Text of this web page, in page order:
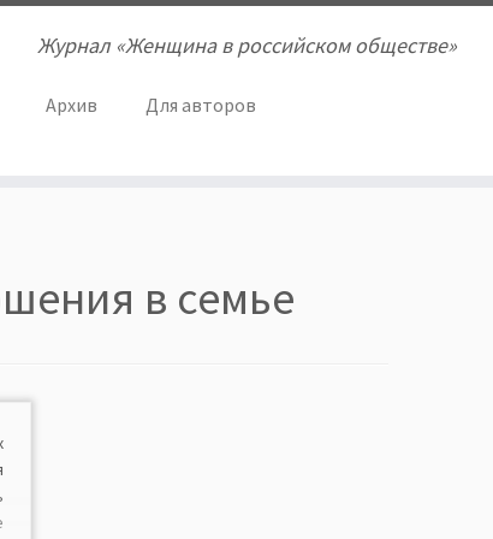
Журнал «Женщина в российском обществе»
Архив
Для авторов
в семье